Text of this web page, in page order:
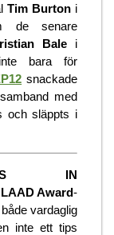
Tim Burton i
senare
Balei
bara för
snackade
med
och släppts i
IN
Award-
vardaglig
inte ett tips